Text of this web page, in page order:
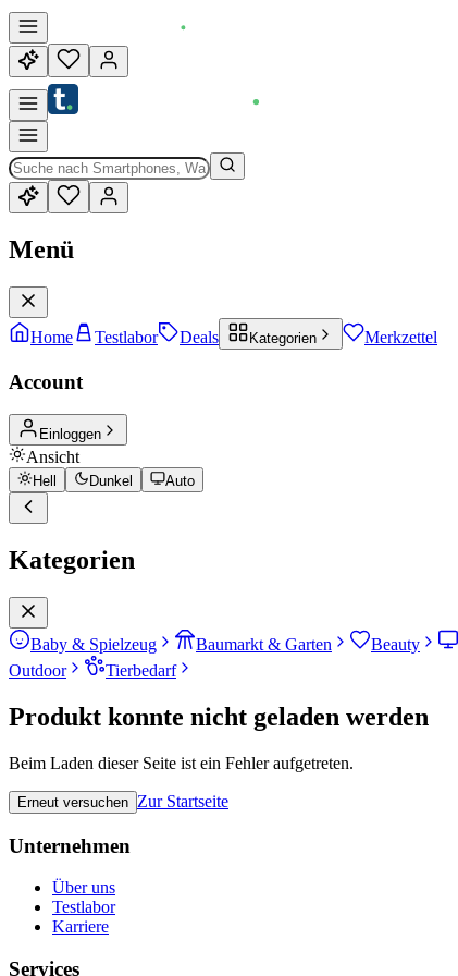
Menü
Home Testlabor Deals Kategorien Merkzettel
Account
Einloggen
Ansicht
Hell Dunkel Auto
Kategorien
Baby & Spielzeug Baumarkt & Garten Beauty
Outdoor
Tierbedarf
Produkt konnte nicht geladen werden
Beim Laden dieser Seite ist ein Fehler aufgetreten.
Erneut versuchen Zur Startseite
Unternehmen
Über uns
Testlabor
Karriere
Services